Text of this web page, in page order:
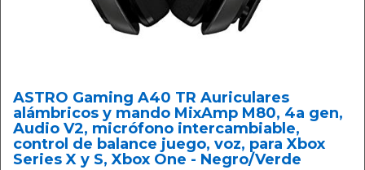
ASTRO Gaming A40 TR Auriculares
alámbricos y mando MixAmp M80, 4a gen,
Audio V2, micrófono intercambiable,
control de balance juego, voz, para Xbox
Series X y S, Xbox One - Negro/Verde